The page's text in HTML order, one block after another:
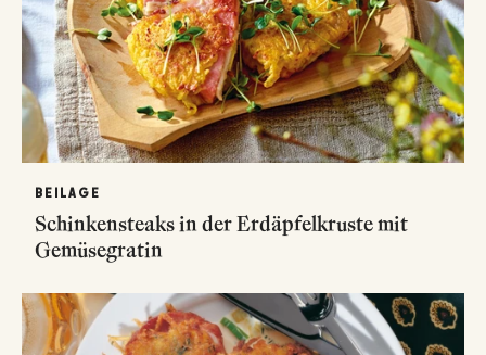
BEILAGE
Schinkensteaks in der Erdäpfelkruste mit
Gemüsegratin